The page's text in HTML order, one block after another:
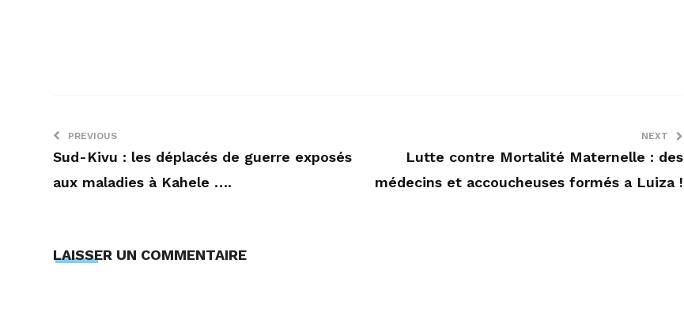
PREVIOUS
Sud-Kivu : les déplacés de guerre exposés
aux maladies à Kahele ….
NEXT
Lutte contre Mortalité Maternelle : des
médecins et accoucheuses formés a Luiza !
LAISSER UN COMMENTAIRE